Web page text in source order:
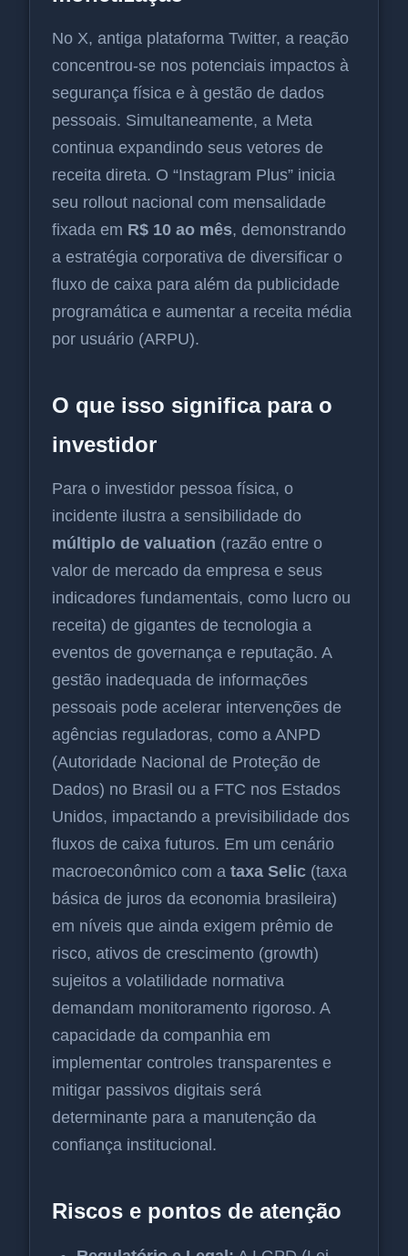
No X, antiga plataforma Twitter, a reação
concentrou-se nos potenciais impactos à
segurança física e à gestão de dados
pessoais. Simultaneamente, a Meta
continua expandindo seus vetores de
receita direta. O “Instagram Plus” inicia
seu rollout nacional com mensalidade
fixada em R$ 10 ao mês, demonstrando
a estratégia corporativa de diversificar o
fluxo de caixa para além da publicidade
programática e aumentar a receita média
por usuário (ARPU).
O que isso significa para o
investidor
Para o investidor pessoa física, o
incidente ilustra a sensibilidade do
múltiplo de valuation (razão entre o
valor de mercado da empresa e seus
indicadores fundamentais, como lucro ou
receita) de gigantes de tecnologia a
eventos de governança e reputação. A
gestão inadequada de informações
pessoais pode acelerar intervenções de
agências reguladoras, como a ANPD
(Autoridade Nacional de Proteção de
Dados) no Brasil ou a FTC nos Estados
Unidos, impactando a previsibilidade dos
fluxos de caixa futuros. Em um cenário
macroeconômico com a taxa Selic (taxa
básica de juros da economia brasileira)
em níveis que ainda exigem prêmio de
risco, ativos de crescimento (growth)
sujeitos a volatilidade normativa
demandam monitoramento rigoroso. A
capacidade da companhia em
implementar controles transparentes e
mitigar passivos digitais será
determinante para a manutenção da
confiança institucional.
Riscos e pontos de atenção